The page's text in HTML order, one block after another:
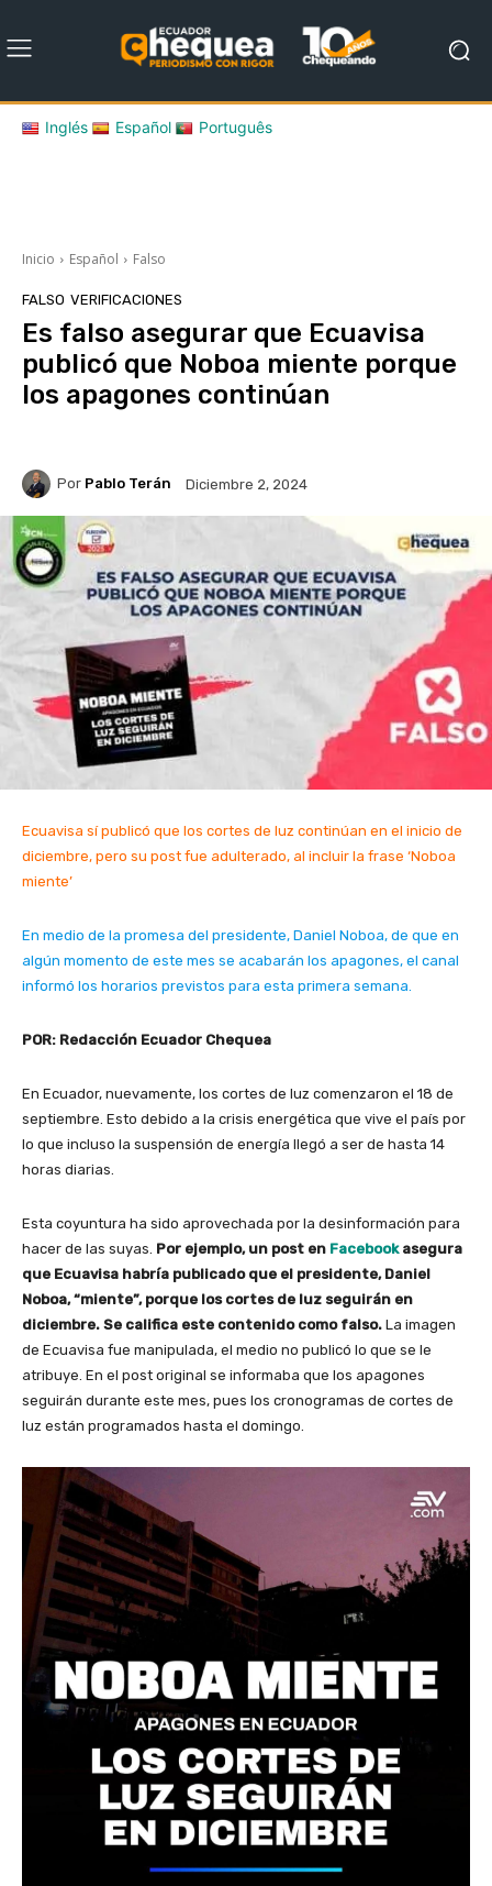
Inglés Español Português
Inicio Español Falso
FALSO VERIFICACIONES
Es falso asegurar que Ecuavisa
publicó que Noboa miente porque
los apagones continúan
Por Pablo Terán Diciembre 2, 2024
Ecuavisa sí publicó que los cortes de luz continúan en el inicio de
diciembre, pero su post fue adulterado, al incluir la frase ‘Noboa
miente’
En medio de la promesa del presidente, Daniel Noboa, de que en
algún momento de este mes se acabarán los apagones, el canal
informó los horarios previstos para esta primera semana.
POR: Redacción Ecuador Chequea
En Ecuador, nuevamente, los cortes de luz comenzaron el 18 de
septiembre. Esto debido a la crisis energética que vive el país por
lo que incluso la suspensión de energía llegó a ser de hasta 14
horas diarias.
Esta coyuntura ha sido aprovechada por la desinformación para
hacer de las suyas. Por ejemplo, un post en Facebookasegura
que Ecuavisa habría publicado que el presidente, Daniel
Noboa, “miente”, porque los cortes de luz seguirán en
diciembre. Se califica este contenido como falso. La imagen
de Ecuavisa fue manipulada, el medio no publicó lo que se le
atribuye. En el post original se informaba que los apagones
seguirán durante este mes, pues los cronogramas de cortes de
luz están programados hasta el domingo.